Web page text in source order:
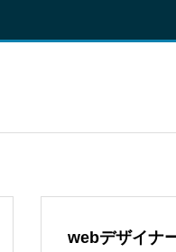
webデザイナ